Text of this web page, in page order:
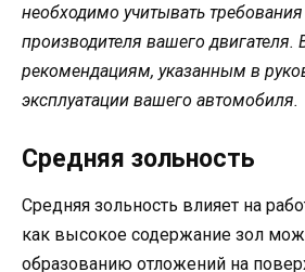
необходимо учитывать
производителя вашего двигателя.
рекомендациям, указанным в
эксплуатации вашего автомобиля.
Средняя зольность
Средняя зольность влияет на
как высокое содержание зол
образованию отложений на